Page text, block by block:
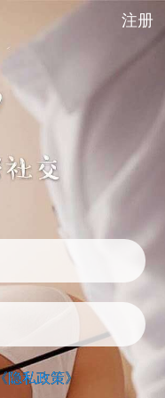
注册
隐私政策》